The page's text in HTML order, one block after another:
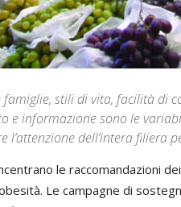
famiglie, stili di vita, facilità di
e informazione sono le
l’attenzione dell’intera filiera
le raccomandazioni
Le campagne di